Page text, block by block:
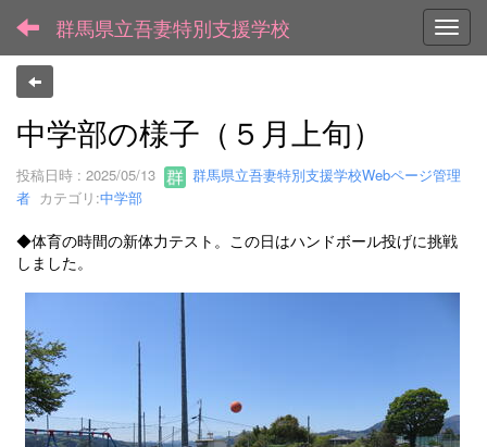
群馬県立吾妻特別支援学校
中学部の様子（５月上旬）
投稿日時 : 2025/05/13
群馬県立吾妻特別支援学校Webページ管理
者 カテゴリ:中学部
◆体育の時間の新体力テスト。この日はハンドボール投げに挑戦
しました。